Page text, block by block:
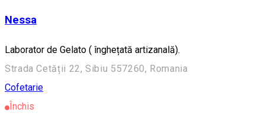
Nessa
Laborator de Gelato ( înghețată artizanală).
Strada Cetății 22, Sibiu 557260, Romania
Cofetarie
Închis